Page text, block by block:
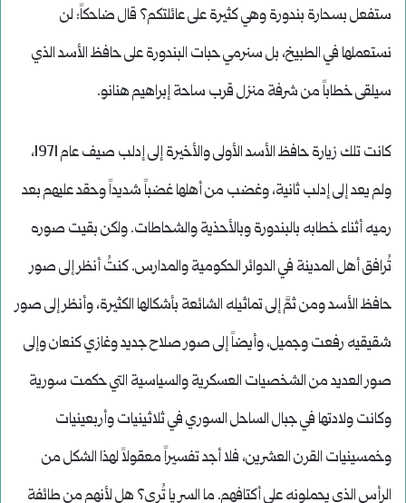
ستفعل بسحارة بندورة وهي كثيرة على عائلتكم؟ قال ضاحكاً: لن
نستعملها في الطبيخ، بل سنرمي حبات البندورة على حافظ الأسد الذي
سيلقى خطاباً من شرفة منزل قرب ساحة إبراهيم هنانو.
كانت تلك زيارة حافظ الأسد الأولى والأخيرة إلى إدلب صيف عام 1971،
ولم يعد إلى إدلب ثانية، وغضب من أهلها غضباً شديداً وحقد عليهم بعد
رميه أثناء خطابه بالبندورة وبالأحذية والشحاطات. ولكن بقيت صوره
تُرافق أهل المدينة في الدوائر الحكومية والمدارس. كنتُ أنظر إلى صور
حافظ الأسد ومن ثمَّ إلى تماثيله الشائعة بأشكالها الكثيرة، وأنظر إلى صور
شقيقيه رفعت وجميل، وأيضاً إلى صور صلاح جديد وغازي كنعان وإلى
صور العديد من الشخصيات العسكرية والسياسية التي حكمت سورية
وكانت ولادتها في جبال الساحل السوري في ثلاثينيات وأربعينيات
وخمسينيات القرن العشرين، فلا أجد تفسيراً معقولاً لهذا الشكل من
الرأس الذي يحملونه على أكتافهم. ما السر يا تُرى؟ هل لأنهم من طائفة